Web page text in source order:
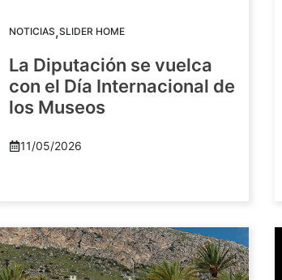
NOTICIAS,SLIDER HOME
La Diputación se vuelca
con el Día Internacional de
los Museos
11/05/2026